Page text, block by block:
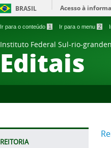
BRASIL Acesso à
Ir para o conteúdo 1 Ir para o menu 2
Instituto Federal Sul-rio-
Editais
REITORIA